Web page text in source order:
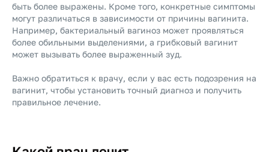
быть более выражены. Кроме того, конкретные симптомы
могут различаться в зависимости от причины вагинита.
Например, бактериальный вагиноз может проявляться
более обильными выделениями, а грибковый вагинит
может вызывать более выраженный зуд.
Важно обратиться к врачу, если у вас есть подозрения на
вагинит, чтобы установить точный диагноз и получить
правильное лечение.